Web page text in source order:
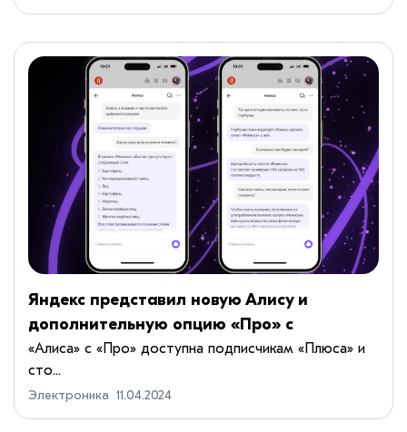
Яндекс представил новую Алису и
дополнительную опцию «Про» с
YandexGPT 3 Pro
«Алиса» с «Про» доступна подписчикам «Плюса» и
сто...
Электроника 11.04.2024